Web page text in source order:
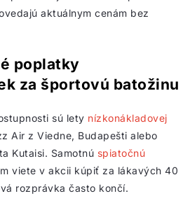
aktuálnym cenám bez
poplatky
za športovú batožinu
sú lety nízkonákladovej
Air z Viedne, Budapešti alebo
Kutaisi. Samotnú spiatočnú
viete v akcii kúpiť za lákavých 40
rozprávka často končí.